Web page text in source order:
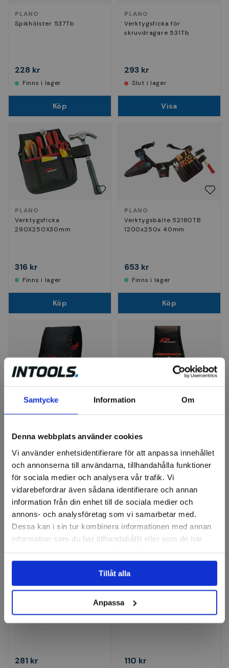
Samtycke Information Om
Denna webbplats använder cookies
Vi använder enhetsidentifierare för att anpassa innehållet
och annonserna till användarna, tillhandahålla funktioner
för sociala medier och analysera vår trafik. Vi
vidarebefordrar även sådana identifierare och annan
information från din enhet till de sociala medier och
annons- och analysföretag som vi samarbetar med.
Dessa kan i sin tur kombinera informationen med annan
information som du har tillhandahållit eller som de har
Tillåt alla
Anpassa
PLANO
Spikhölster 537Tb
228 kr
Finns i lager
Köp
PLANO
Verktygsficka för
skruvdragare 531Tb
293 kr
Slut i lager
Visa
PLANO
Verktygsficka
290X250X30mm
316 kr
Finns i lager
Köp
PLANO
Verktygsbälte 52180TB
1200x250x 40mm
653 kr
Finns i lager
Köp
Mobiltelefonficka 539XL
301 kr
Finns i lager
Köp
306 kr
Finns i lager
Köp
Hållare för mattkniv 536TB
281 kr
BGS
Nylon-Bältesväska
110 kr